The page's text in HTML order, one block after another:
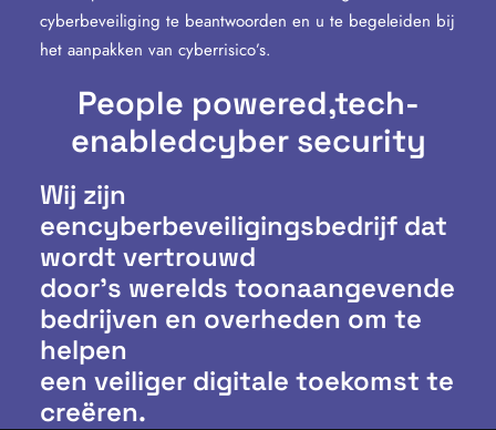
cyberbeveiliging te beantwoorden en u te begeleiden bij
het aanpakken van cyberrisico’s.
People powered,tech-
enabledcyber security
Wij zijn
eencyberbeveiligingsbedrijf dat
wordt vertrouwd
door’s werelds toonaangevende
bedrijven en overheden om te
helpen
een veiliger digitale toekomst te
creëren.